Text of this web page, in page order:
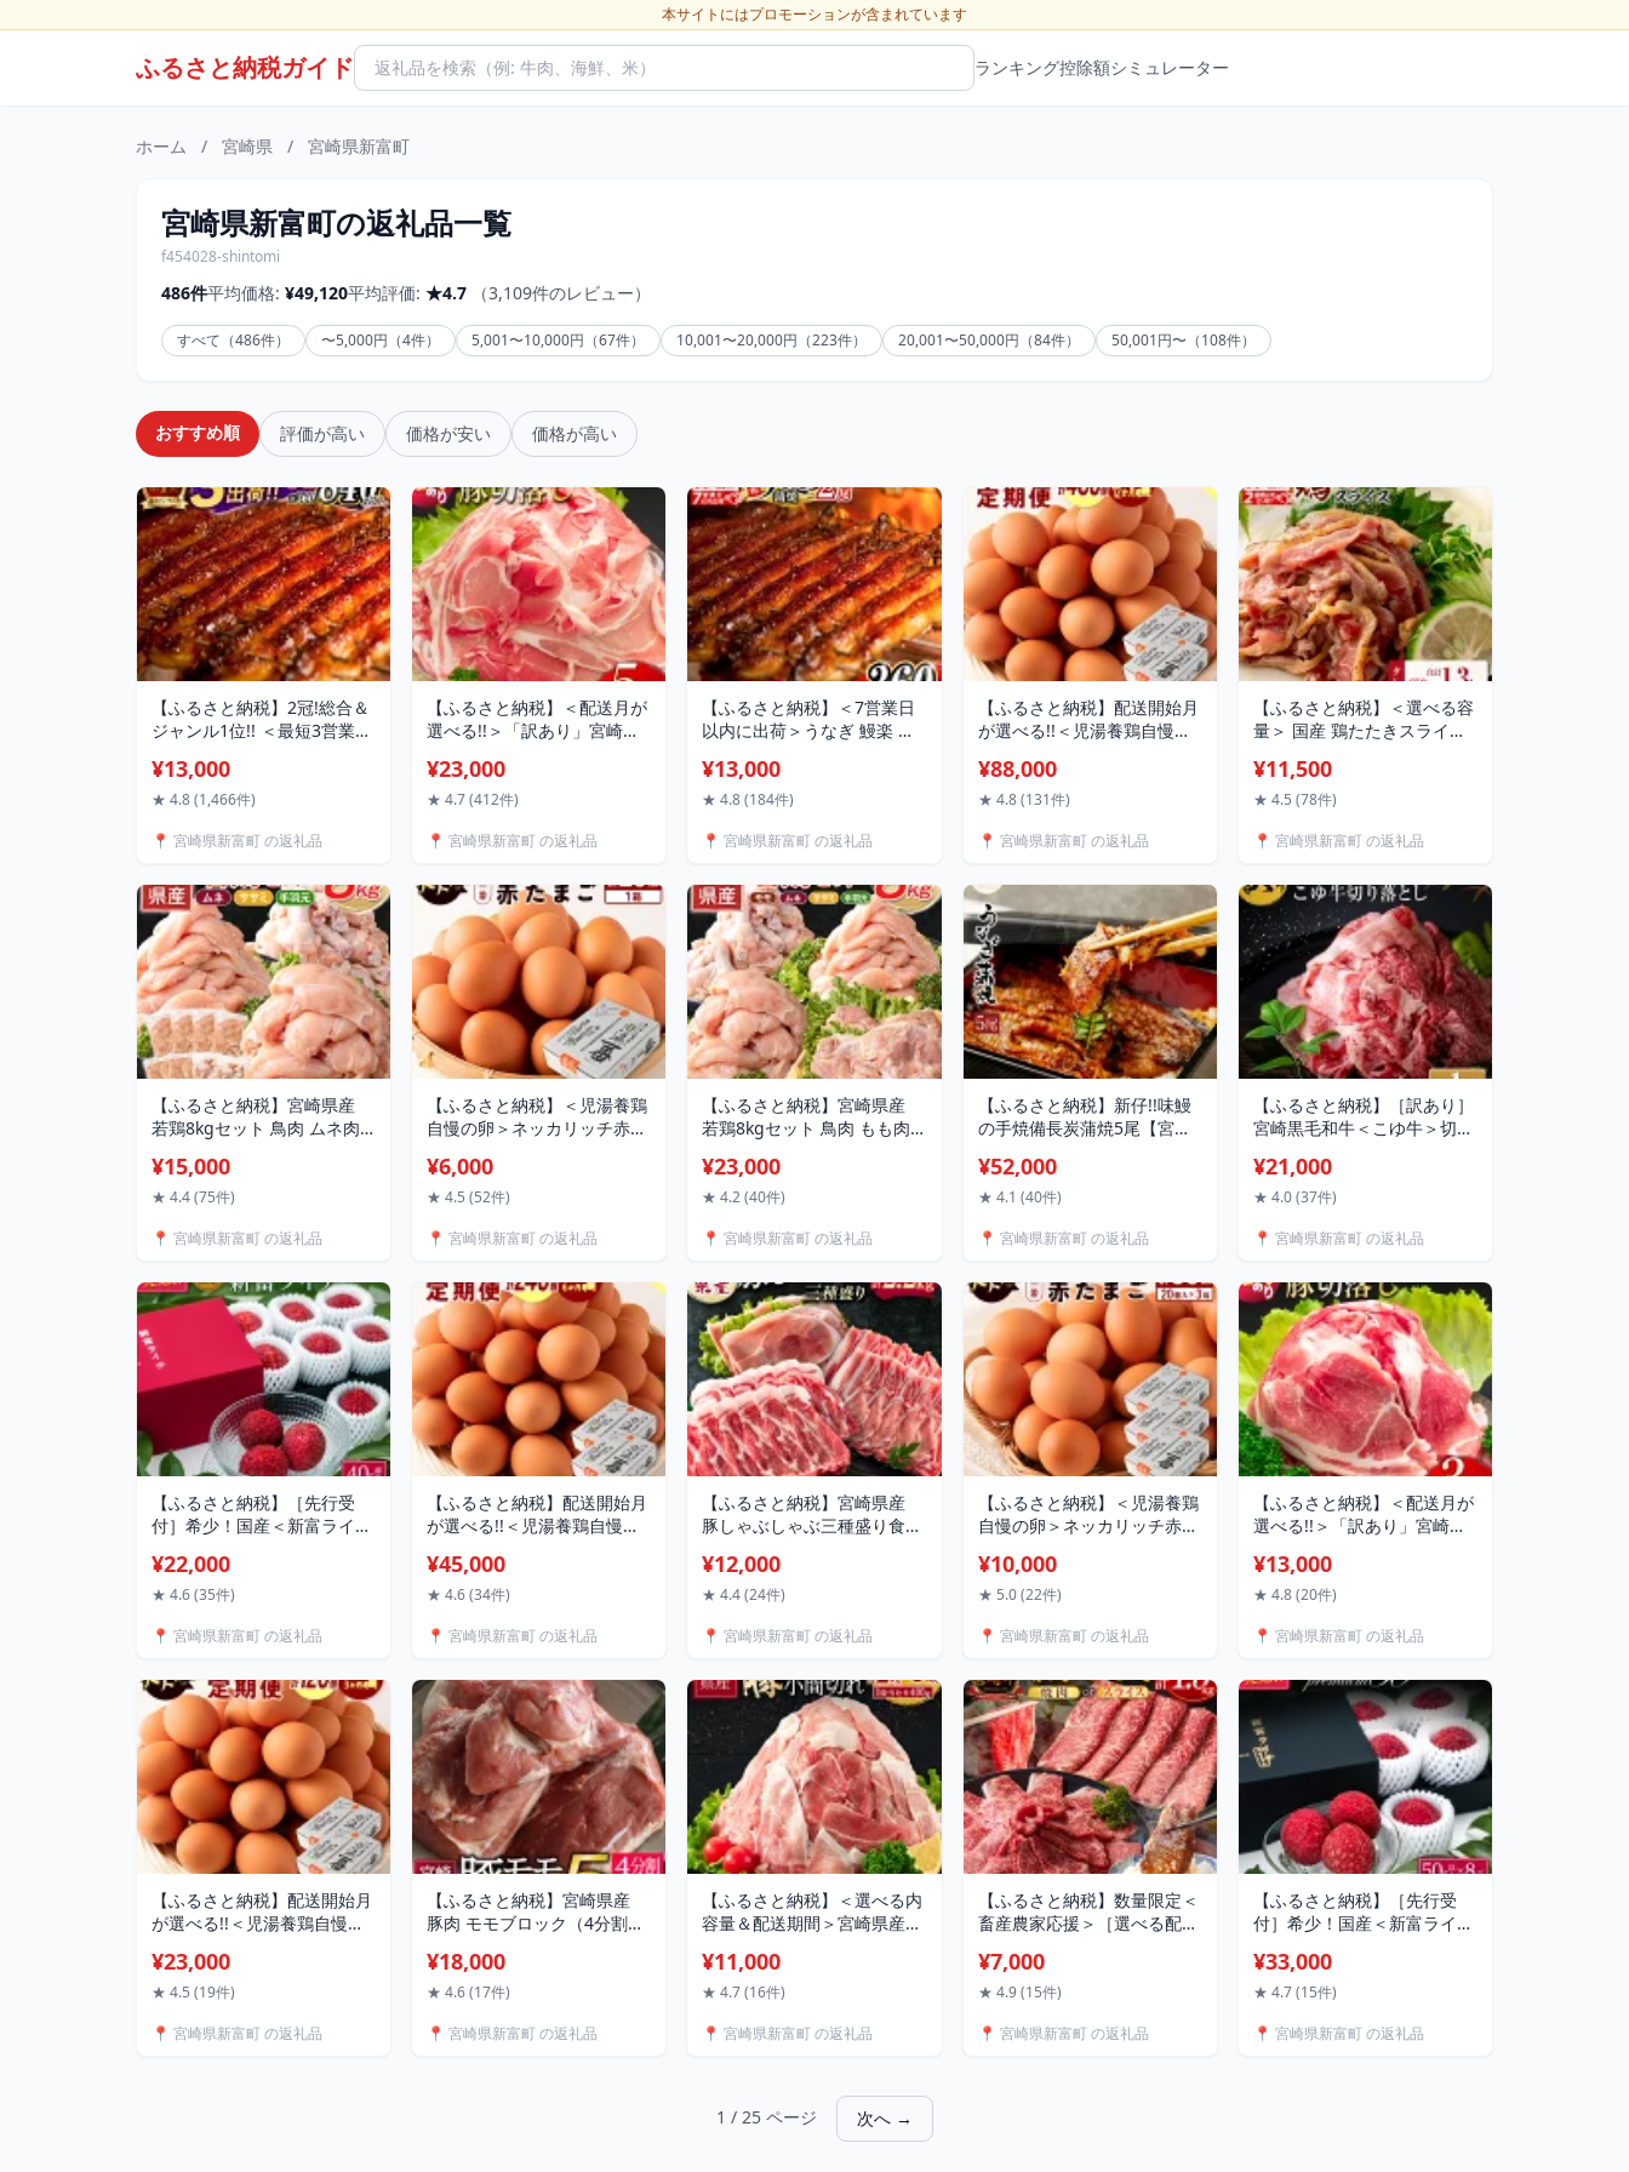
本サイトにはプロモーションが含まれています
ふるさと納税ガイド ランキング控除額シミュレーター
ホーム / 宮崎県 / 宮崎県新富町
宮崎県新富町の返礼品一覧
f454028-shintomi
486件平均価格: ¥49,120平均評価: ★4.7 （3,109件のレビュー）
すべて（486件） 〜5,000円（4件） 5,001〜10,000円（67件） 10,001〜20,000円（223件） 20,001〜50,000円（84件） 50,001円〜（108件）
おすすめ順 評価が高い 価格が安い 価格が高い
【ふるさと納税】2冠!総合＆
ジャンル1位!! ＜最短3営業日
4尾 2尾 3尾 3営業日以内出荷
土用 丑の日 蒲焼 無頭 高評価
個包装 鰻 魚介 贈答品 ギフト
数量＆配送期間］
¥13,000
★ 4.8 (1,466件)
📍 宮崎県新富町 の返礼品
【ふるさと納税】＜配送月が
選べる!!＞「訳あり」宮崎県
肉 人気 小分け
¥23,000
★ 4.7 (412件)
📍 宮崎県新富町 の返礼品
【ふるさと納税】＜7営業日
以内に出荷＞うなぎ 鰻楽 国
高評価 人気 おすすめ 冷凍 簡
単調理 個包装 鰻 魚介 贈答品
便
¥13,000
★ 4.8 (184件)
📍 宮崎県新富町 の返礼品
【ふるさと納税】配送開始月
が選べる!!＜児湯養鶏自慢の
「児湯一番」 計480個 （20
個入×2箱）×12か月定期便 生
¥88,000
★ 4.8 (131件)
📍 宮崎県新富町 の返礼品
【ふるさと納税】＜選べる容
量＞ 国産 鶏たたきスライス
ク） 親鶏もも肉 鶏肉 タタキ
鳥刺し 小分けパック 数量限
¥11,500
★ 4.5 (78件)
📍 宮崎県新富町 の返礼品
【ふるさと納税】宮崎県産
若鶏8kgセット 鳥肉 ムネ肉
冷凍 真空パック おかず 国産
¥15,000
★ 4.4 (75件)
📍 宮崎県新富町 の返礼品
【ふるさと納税】＜児湯養鶏
自慢の卵＞ネッカリッチ赤た
生活応援
¥6,000
★ 4.5 (52件)
📍 宮崎県新富町 の返礼品
【ふるさと納税】宮崎県産
若鶏8kgセット 鳥肉 もも肉
手羽元1kg 国産 送料無料
¥23,000
★ 4.2 (40件)
📍 宮崎県新富町 の返礼品
【ふるさと納税】新仔!!味鰻
の手焼備長炭蒲焼5尾【宮崎
応可能＞
¥52,000
★ 4.1 (40件)
📍 宮崎県新富町 の返礼品
【ふるさと納税】［訳あり］
宮崎黒毛和牛＜こゆ牛＞切り
ランド牛 宮崎県産 冷凍 和牛
牛肉 国産
¥21,000
★ 4.0 (37件)
📍 宮崎県新富町 の返礼品
【ふるさと納税】［先行受
付］希少！国産＜新富ライチ
ド フルーツ 果物 贈答品
2027年出荷 予約返礼品
¥22,000
★ 4.6 (35件)
📍 宮崎県新富町 の返礼品
【ふるさと納税】配送開始月
が選べる!!＜児湯養鶏自慢の
「児湯一番」 計240個 （20
個入×2箱）×6か月定期便 生
¥45,000
★ 4.6 (34件)
📍 宮崎県新富町 の返礼品
【ふるさと納税】宮崎県産
豚しゃぶしゃぶ三種盛り食べ
¥12,000
★ 4.4 (24件)
📍 宮崎県新富町 の返礼品
【ふるさと納税】＜児湯養鶏
自慢の卵＞ネッカリッチ赤た
（20個入×3箱）生活応援
¥10,000
★ 5.0 (22件)
📍 宮崎県新富町 の返礼品
【ふるさと納税】＜配送月が
選べる!!＞「訳あり」宮崎県
肉 人気 小分け
¥13,000
★ 4.8 (20件)
📍 宮崎県新富町 の返礼品
【ふるさと納税】配送開始月
が選べる!!＜児湯養鶏自慢の
「児湯一番」 計120個 （20
個入×2箱）×3か月定期便 生
¥23,000
★ 4.5 (19件)
📍 宮崎県新富町 の返礼品
【ふるさと納税】宮崎県産
豚肉 モモブロック（4分割）
凍 国産 送料無料
¥18,000
★ 4.6 (17件)
📍 宮崎県新富町 の返礼品
【ふるさと納税】＜選べる内
容量＆配送期間＞宮崎県産
産 小分け 便利 お弁当 豚丼
炒め物 スピード便
¥11,000
★ 4.7 (16件)
📍 宮崎県新富町 の返礼品
【ふるさと納税】数量限定＜
畜産農家応援＞［選べる配送
赤身肉（焼肉 or スライス）
計250g 計500g 計1kg 計
日以内出荷
¥7,000
★ 4.9 (15件)
📍 宮崎県新富町 の返礼品
【ふるさと納税】［先行受
付］希少！国産＜新富ライチ
国産 ブランド フルーツ 果物
贈答品 2027年出荷 予約返礼
¥33,000
★ 4.7 (15件)
📍 宮崎県新富町 の返礼品
1 / 25 ページ 次へ →